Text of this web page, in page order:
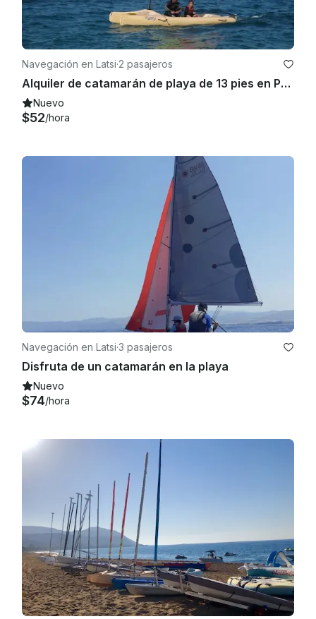
Navegación en Latsi·2 pasajeros
Alquiler de catamarán de playa de 13 pies en Poli Crysochous
Nuevo
$52/hora
Navegación en Latsi·3 pasajeros
Disfruta de un catamarán en la playa
Nuevo
$74/hora